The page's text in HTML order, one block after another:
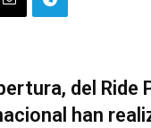
del Ride
han